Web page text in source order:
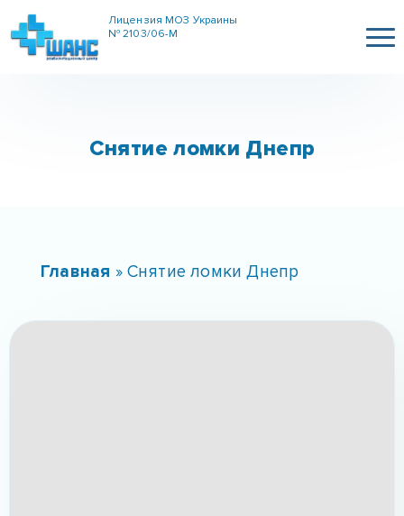
Лицензия МОЗ Украины
№ 2103/06-М
Снятие ломки Днепр
Главная » Снятие ломки Днепр